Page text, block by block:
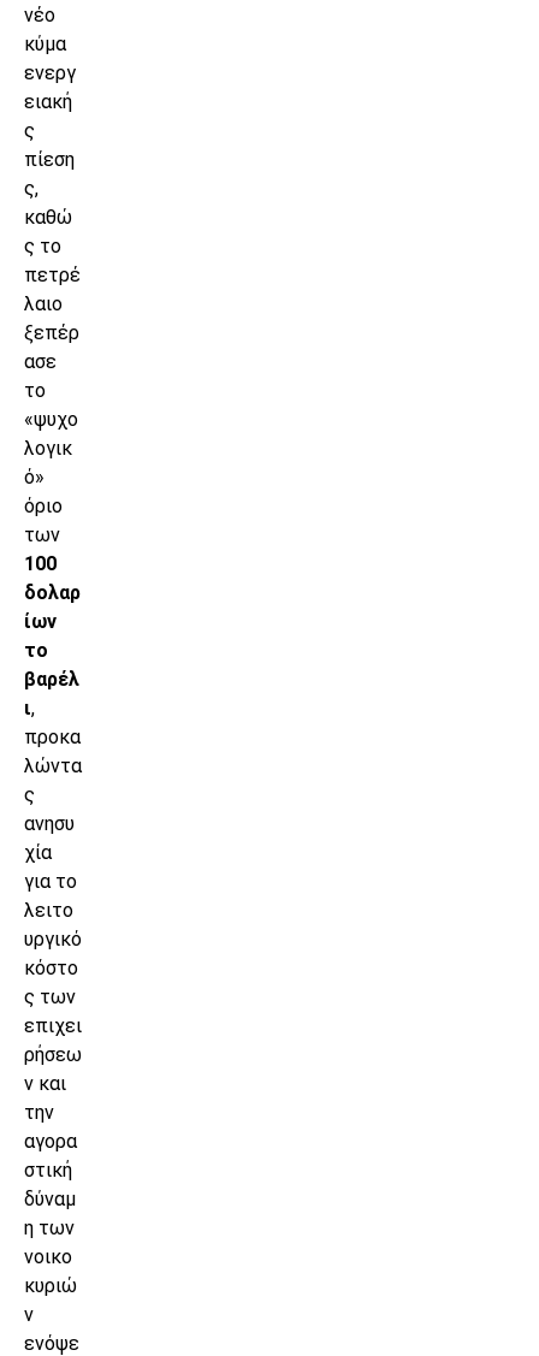
νέο
κύμα
ενεργ
ειακή
ς
πίεση
ς,
καθώ
ς το
πετρέ
λαιο
ξεπέρ
ασε
το
«ψυχο
λογικ
ό»
όριο
των
100
δολαρ
ίων
το
βαρέλ
ι,
προκα
λώντα
ς
ανησυ
χία
για το
λειτο
υργικό
κόστο
ς των
επιχει
ρήσεω
ν και
την
αγορα
στική
δύναμ
η των
νοικο
κυριώ
ν
ενόψε